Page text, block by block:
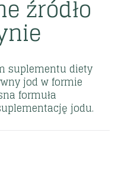
źródło
suplementu diety
jod w formie
formuła
jodu.